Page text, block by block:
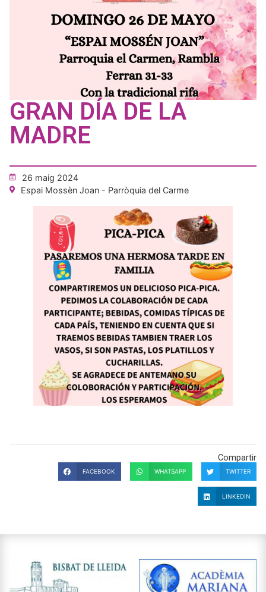
GRAN DÍA DE LA
MADRE
26 maig 2024
Espai Mossèn Joan - Parròquia del Carme
Compartir
FACEBOOK WHATSAPP TWITTER
LINKEDIN